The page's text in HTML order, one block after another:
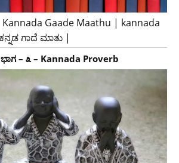
Gaade Maathu | kannada
ಗಾದೆ ಮಾತು |
ಭಾಗ – ೩ – Kannada Proverb